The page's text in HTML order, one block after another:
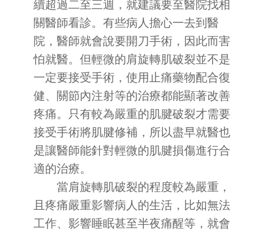
續超過二至三週，就建議要至醫院找相
關醫師看診。有些病人擔心一去到醫
院，醫師就會說要開刀手術，因此而害
怕就醫。但輕微的肩旋轉肌破裂並不是
一定要接受手術，使用止痛藥物配合復
健、關節內注射等的治療都能顯著改善
疼痛。只有較為嚴重的肌腱破裂才需要
接受手術將肌腱修補，所以盡早就醫也
是讓醫師能針對輕微的肌腱損傷進行合
適的治療。
當肩旋轉肌破裂的程度較為嚴重，
且疼痛嚴重影響病人的生活，比如無法
工作、影響睡眠甚至半夜痛醒等，就會